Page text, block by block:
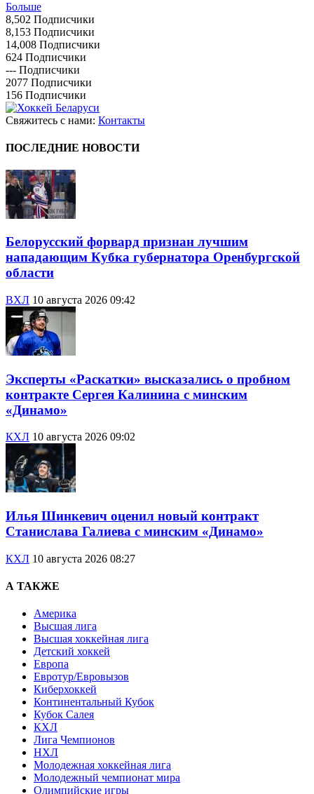
Больше
8,502 Подписчики
8,153 Подписчики
14,008 Подписчики
624 Подписчики
--- Подписчики
2077 Подписчики
156 Подписчики
Свяжитесь с нами: Контакты
ПОСЛЕДНИЕ НОВОСТИ
Белорусский форвард признан лучшим
нападающим Кубка губернатора Оренбургской
области
ВХЛ 10 августа 2026 09:42
Эксперты «Раскатки» высказались о пробном
контракте Сергея Калинина с минским
«Динамо»
КХЛ 10 августа 2026 09:02
Илья Шинкевич оценил новый контракт
Станислава Галиева с минским «Динамо»
КХЛ 10 августа 2026 08:27
А ТАКЖЕ
Америка
Высшая лига
Высшая хоккейная лига
Детский хоккей
Европа
Евротур/Евровызов
Киберхоккей
Континентальный Кубок
Кубок Салея
КХЛ
Лига Чемпионов
НХЛ
Молодежная хоккейная лига
Молодежный чемпионат мира
Олимпийские игры